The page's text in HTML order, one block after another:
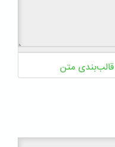
قالب‌بندی متن